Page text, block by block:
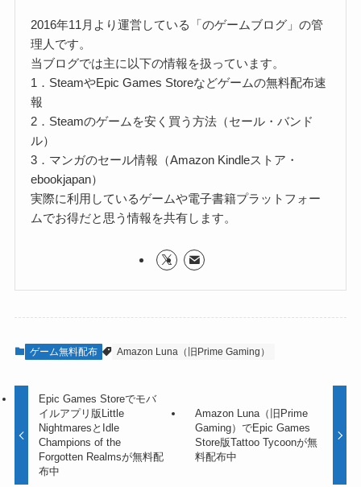
2016年11月より運営している「のゲームブログ」の管
理人です。
当ブログでは主に以下の情報を扱っています。
1．SteamやEpic Games Storeなどゲームの無料配布速
報
2．Steamのゲームを安く買う方法（セール・バンド
ル）
3．マンガのセール情報（Amazon Kindleストア・
ebookjapan）
実際に利用しているゲームや電子書籍プラットフォー
ムでお得だと思う情報を共有します。
ゲーム無料配布 Amazon Luna（旧Prime Gaming）
Epic Games Storeでモバ
イルアプリ版Little
NightmaresとIdle
Champions of the
Forgotten Realmsが無料配
布中
Amazon Luna（旧Prime
Gaming）でEpic Games
Store版Tattoo Tycoonが無
料配布中